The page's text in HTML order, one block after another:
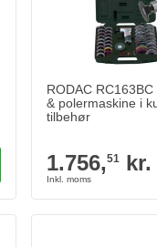
RODAC
& polermaskine i
tilbehør
1.756,51kr.